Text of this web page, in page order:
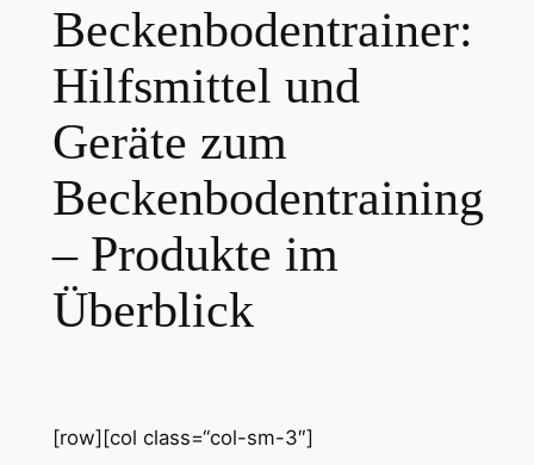
Beckenbodentrainer:
Hilfsmittel und
Geräte zum
Beckenbodentraining
– Produkte im
Überblick
[row][col class=“col-sm-3″]